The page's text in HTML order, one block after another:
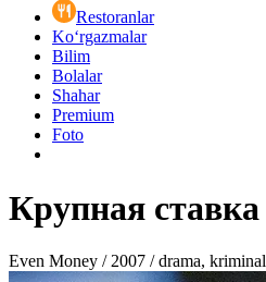
Restoranlar
Ko‘rgazmalar
Bilim
Bolalar
Shahar
Premium
Foto
Крупная ставка
Even Money / 2007 / drama, kriminal